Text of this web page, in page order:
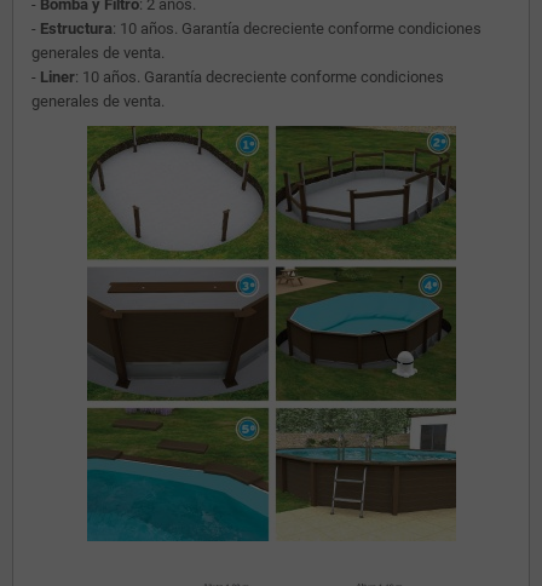
- Bomba y Filtro: 2 años.
- Estructura: 10 años. Garantía decreciente conforme condiciones
generales de venta.
- Liner: 10 años. Garantía decreciente conforme condiciones
generales de venta.